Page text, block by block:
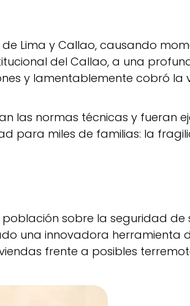
Lima y Callao, causando
del Callao, a una
y lamentablemente cobró la
las normas técnicas y fueran
para miles de familias: la
sobre la seguridad de
una innovadora herramienta
frente a posibles